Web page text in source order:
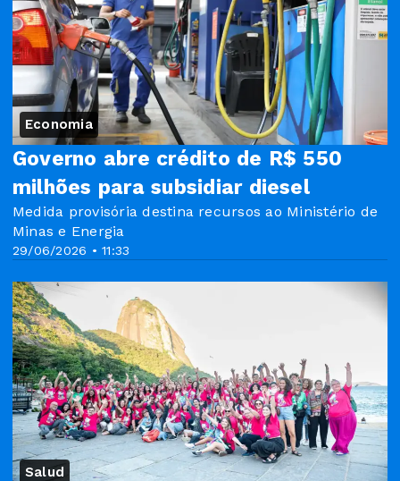
Economia
29/06/2026 • 11:33
Governo abre crédito de R$ 550
milhões para subsidiar diesel
Medida provisória destina recursos ao Ministério de
Minas e Energia
Salud